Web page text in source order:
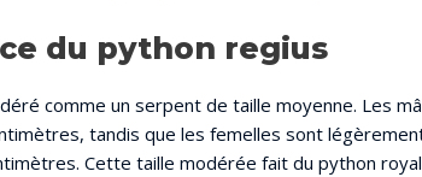
du python regius
comme un serpent de taille moyenne. Les
tandis que les femelles sont
Cette taille modérée fait du python